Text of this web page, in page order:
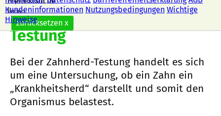
Kundeninformationen Nutzungsbedingungen Wichtige
Hinweise
zurücksetzen x
Nach dieser Therapie suchen
Zahnherd-
Testung
Bei der Zahnherd-Testung handelt es sich
um eine Untersuchung, ob ein Zahn ein
„Krankheitsherd“ darstellt und somit den
Organismus belastest.